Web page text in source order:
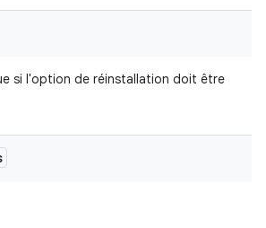
si l'option de réinstallation doit être